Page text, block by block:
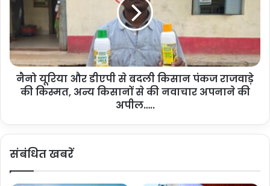
वि
र
का
आ
…
.
रि
र
डी
ए
सा
नैनो यूरिया और डीएपी से बदली किसान पंकज राजवाड़े
की किस्मत, अन्य किसानों से की नवाचार अपनाने की
अपील…..
संबंधित खबरें